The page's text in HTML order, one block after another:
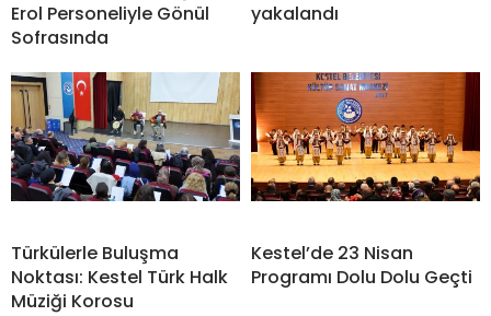
Erol Personeliyle Gönül
Sofrasında
yakalandı
Türkülerle Buluşma
Noktası: Kestel Türk Halk
Müziği Korosu
Kestel’de 23 Nisan
Programı Dolu Dolu Geçti